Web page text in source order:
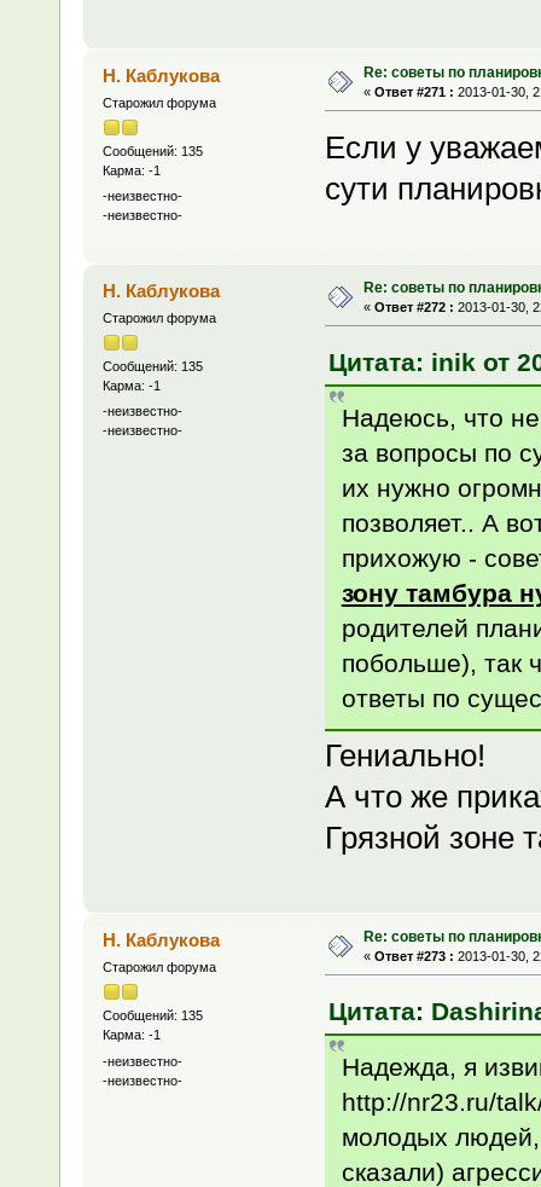
Н. Каблукова
Старожил форума
Сообщений: 135
Карма: -1
-неизвестно-
-неизвестно-
Re: советы по
« Ответ #271 : 2013-01-30,
Если у
сути
Н. Каблукова
Старожил форума
Сообщений: 135
Карма: -1
-неизвестно-
-неизвестно-
Re: советы по
« Ответ #272 : 2013-01-30,
Цитата: inik от
Надеюсь, что
за вопросы по
их нужно
позволяет.. А
прихожую -
зону тамбура
родителей
побольше), так
ответы по
Гениально!
А что же
Грязной зоне
Н. Каблукова
Старожил форума
Сообщений: 135
Карма: -1
-неизвестно-
-неизвестно-
Re: советы по
« Ответ #273 : 2013-01-30,
Цитата:
Надежда, я
http://nr23.ru/
молодых людей,
сказали)